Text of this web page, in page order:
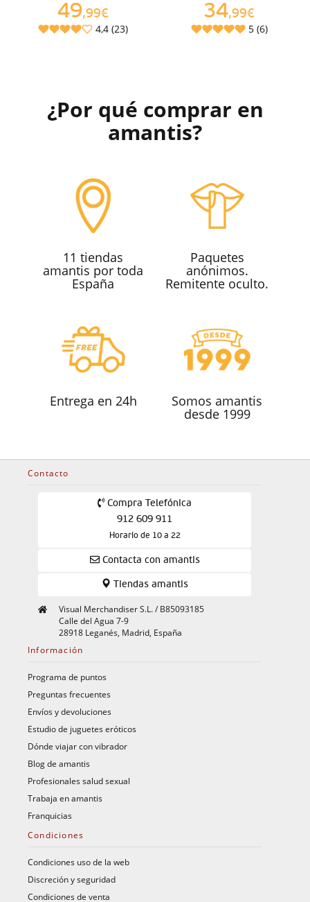
49,99€
4,4 (23)
34,99€
5 (6)
¿Por qué comprar en
amantis?
11 tiendas
amantis por toda
España
Paquetes
anónimos.
Remitente oculto.
Entrega en 24h Somos amantis
desde 1999
Contacto
Compra Telefónica
912 609 911
Horario de 10 a 22
Contacta con amantis
Tiendas amantis
Visual Merchandiser S.L. / B85093185
Calle del Agua 7-9
28918 Leganés, Madrid, España
Información
Programa de puntos
Preguntas frecuentes
Envíos y devoluciones
Estudio de juguetes eróticos
Dónde viajar con vibrador
Blog de amantis
Profesionales salud sexual
Trabaja en amantis
Franquicias
Condiciones
Condiciones uso de la web
Discreción y seguridad
Condiciones de venta